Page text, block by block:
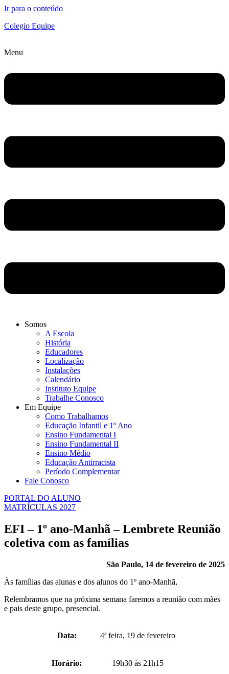
Ir para o conteúdo
Colegio Equipe
Menu
Somos
A Escola
História
Educadores
Localização
Instalações
Calendário
Instituto Equipe
Trabalhe Conosco
Em Equipe
Como Trabalhamos
Educação Infantil e 1º Ano
Ensino Fundamental I
Ensino Fundamental II
Ensino Médio
Educação Antirracista
Período Complementar
Fale Conosco
PORTAL DO ALUNO
MATRÍCULAS 2027
EFI – 1º ano-Manhã – Lembrete Reunião
coletiva com as famílias
São Paulo, 14 de fevereiro de 2025
Às famílias das alunas e dos alunos do 1º ano-Manhã,
Relembramos que na próxima semana faremos a reunião com mães
e pais deste grupo, presencial.
Data: 4ª feira, 19 de fevereiro
Horário: 19h30 às 21h15